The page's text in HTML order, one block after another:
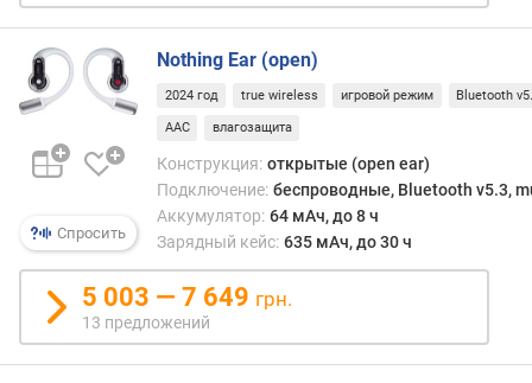
(
Б
)
е
г
к
н
Спросить
Nothing Ear (open)
2024 год true wireless игровой режим Bluetooth
AAC влагозащита
Конструкция: открытые (open ear)
Подключение: беспроводные, Bluetooth v5.3,
Аккумулятор: 64 мАч, до 8 ч
Зарядный кейс: 635 мАч, до 30 ч
5 003 — 7 649 грн.
13 предложений